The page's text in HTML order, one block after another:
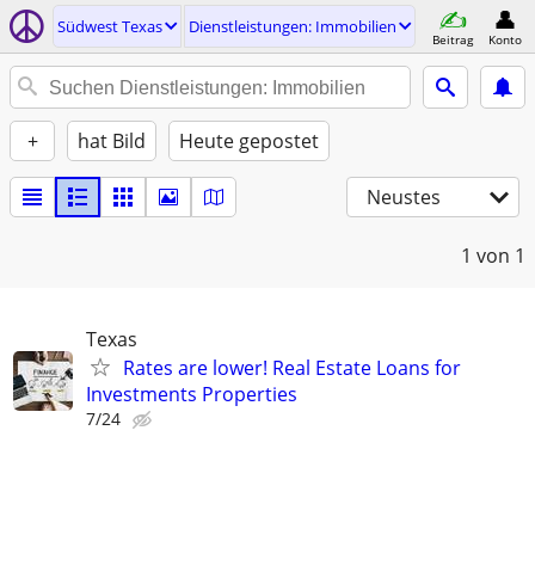
Südwest Texas Dienstleistungen: Immobilien
Beitrag Konto
+ hat Bild Heute gepostet
Neustes
1 von 1
Texas
Rates are lower! Real Estate Loans for
Investments Properties
7/24